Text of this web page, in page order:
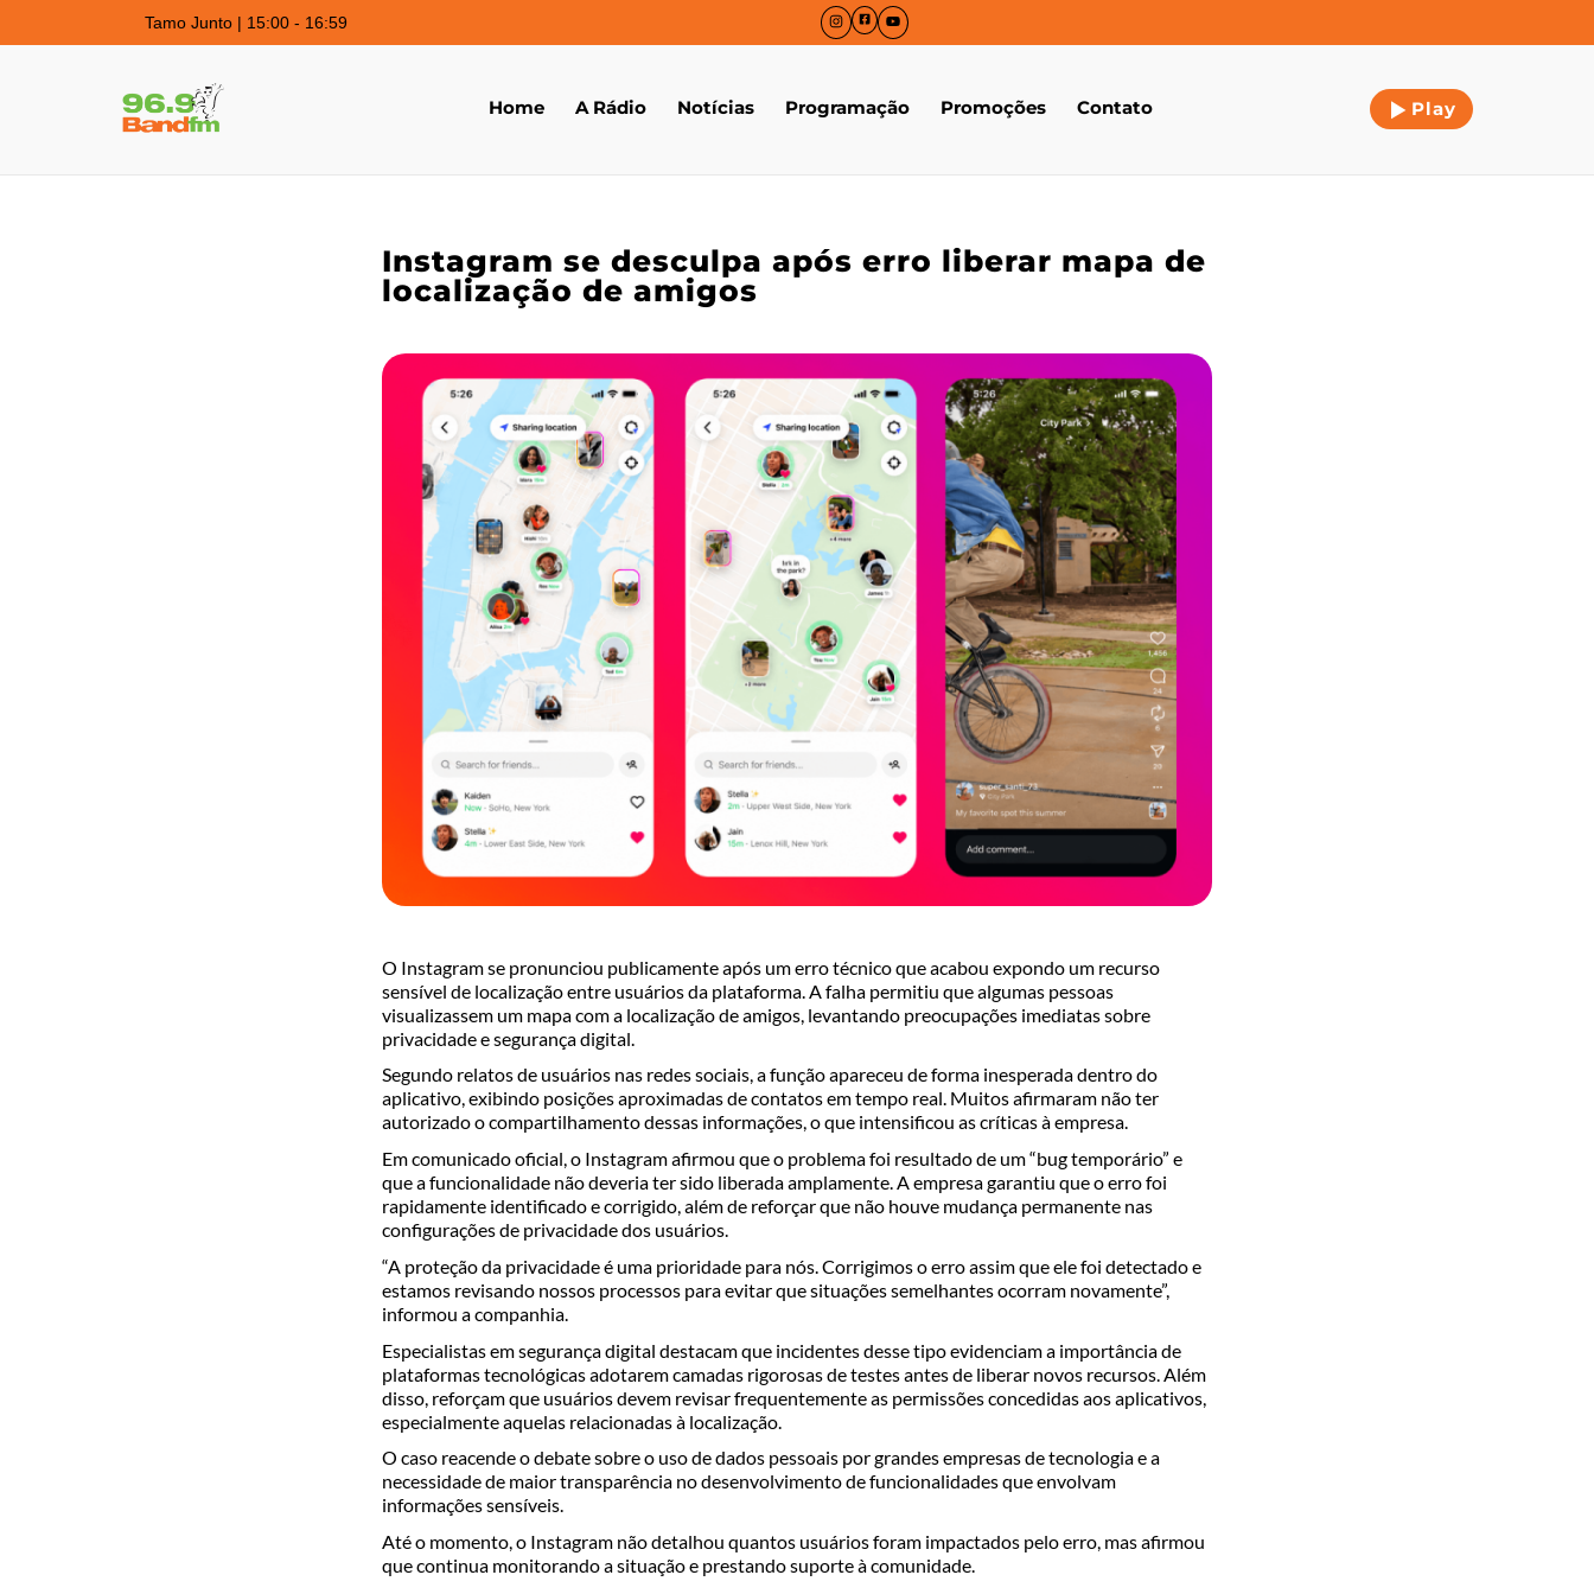
Tamo Junto | 15:00 - 16:59
Home A Rádio Notícias Programação Promoções Contato Play
Instagram se desculpa após erro liberar mapa de
localização de amigos
O Instagram se pronunciou publicamente após um erro técnico que acabou expondo um recurso
sensível de localização entre usuários da plataforma. A falha permitiu que algumas pessoas
visualizassem um mapa com a localização de amigos, levantando preocupações imediatas sobre
privacidade e segurança digital.
Segundo relatos de usuários nas redes sociais, a função apareceu de forma inesperada dentro do
aplicativo, exibindo posições aproximadas de contatos em tempo real. Muitos afirmaram não ter
autorizado o compartilhamento dessas informações, o que intensificou as críticas à empresa.
Em comunicado oficial, o Instagram afirmou que o problema foi resultado de um “bug temporário” e
que a funcionalidade não deveria ter sido liberada amplamente. A empresa garantiu que o erro foi
rapidamente identificado e corrigido, além de reforçar que não houve mudança permanente nas
configurações de privacidade dos usuários.
“A proteção da privacidade é uma prioridade para nós. Corrigimos o erro assim que ele foi detectado e
estamos revisando nossos processos para evitar que situações semelhantes ocorram novamente”,
informou a companhia.
Especialistas em segurança digital destacam que incidentes desse tipo evidenciam a importância de
plataformas tecnológicas adotarem camadas rigorosas de testes antes de liberar novos recursos. Além
disso, reforçam que usuários devem revisar frequentemente as permissões concedidas aos aplicativos,
especialmente aquelas relacionadas à localização.
O caso reacende o debate sobre o uso de dados pessoais por grandes empresas de tecnologia e a
necessidade de maior transparência no desenvolvimento de funcionalidades que envolvam
informações sensíveis.
Até o momento, o Instagram não detalhou quantos usuários foram impactados pelo erro, mas afirmou
que continua monitorando a situação e prestando suporte à comunidade.